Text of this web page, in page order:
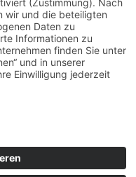
MwSt. und zzgl.